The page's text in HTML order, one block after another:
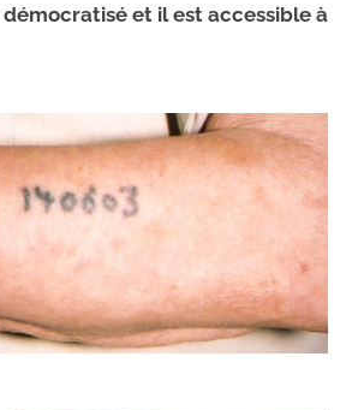
démocratisé et il est accessible à